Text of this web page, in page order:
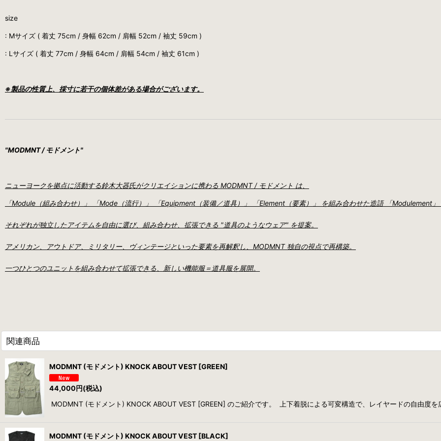
size
: Mサイズ ( 着丈 75cm / 身幅 62cm / 肩幅 52cm / 袖丈 59cm )
: Lサイズ ( 着丈 77cm / 身幅 64cm / 肩幅 54cm / 袖丈 61cm )
※製品の性質上、採寸に若干の個体差がある場合がございます。
"MODMNT / モドメント"
ニューヨークを拠点に活動する鈴木大器氏がクリエイションに携わる MODMNT / モドメント は、
「Module（組み合わせ）」 「Mode（流行）」 「Equipment（装備／道具）」 「Element（要素）」 を組み合わせた造語 「Modulement」
それぞれが独立したアイテムを自由に選び、組み合わせ、拡張できる "道具のようなウェア" を提案。
アメリカン、アウトドア、ミリタリー、ヴィンテージといった要素を再解釈し、MODMNT 独自の視点で再構築。
一つひとつのユニットを組み合わせて拡張できる、新しい機能服＝道具服を展開。
関連商品
MODMNT (モドメント) KNOCK ABOUT VEST [GREEN]
44,000円(税込)
MODMNT (モドメント) KNOCK ABOUT VEST [GREEN] のご紹介です。 上下着脱による可変構造で、レイヤードの自由度
MODMNT (モドメント) KNOCK ABOUT VEST [BLACK]